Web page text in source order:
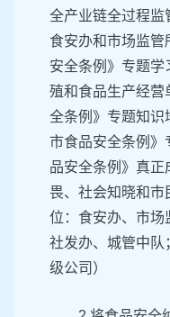
全产业链全过程监
食安办和市场监管
安全条例》专题学
殖和食品生产经营
全条例》专题知识
市食品安全条例》
品安全条例》真
畏、社会知晓和
位：食安办、市场
社发办、城管中队
级公司）